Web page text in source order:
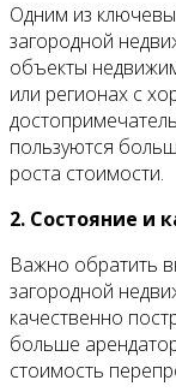
Одним из
загородной
объекты
или регионах с
пользуются
роста стоимости.
2. Состояние и
Важно обратить
загородной
качественно
больше
стоимость